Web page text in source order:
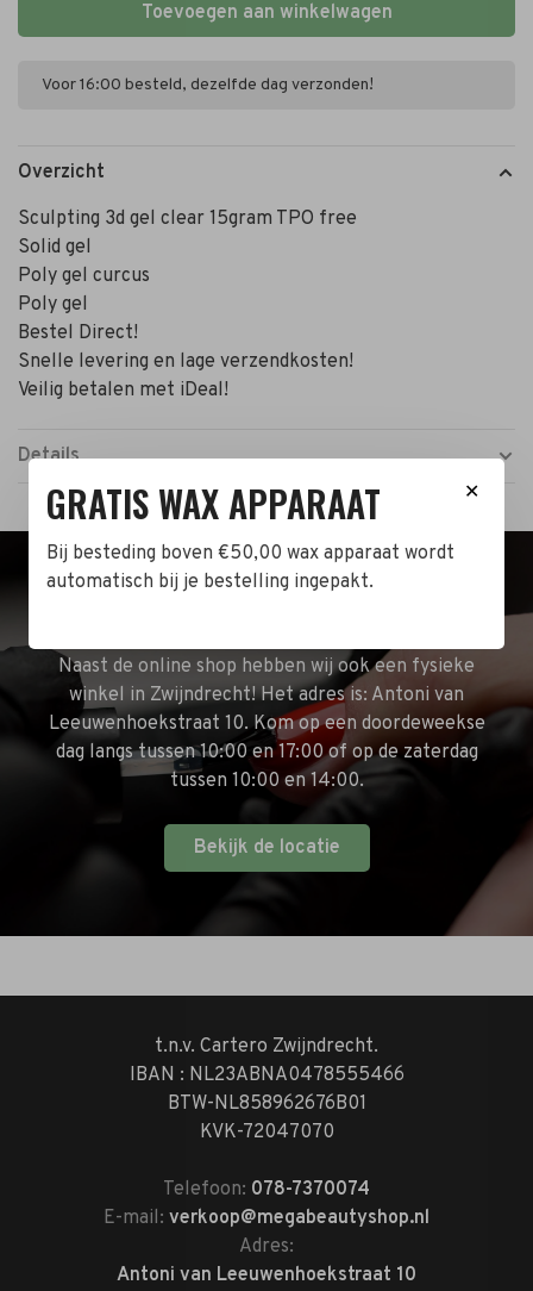
Toevoegen aan winkelwagen
Voor 16:00 besteld, dezelfde dag verzonden!
Overzicht
Sculpting 3d gel clear 15gram TPO free
Solid gel
Poly gel curcus
Poly gel
Bestel Direct!
Snelle levering en lage verzendkosten!
Veilig betalen met iDeal!
Details
Naast de online shop hebben wij ook een fysieke
winkel in Zwijndrecht! Het adres is: Antoni van
Leeuwenhoekstraat 10. Kom op een doordeweekse
dag langs tussen 10:00 en 17:00 of op de zaterdag
tussen 10:00 en 14:00.
Bekijk de locatie
t.n.v. Cartero Zwijndrecht.
IBAN : NL23ABNA0478555466
BTW-NL858962676B01
KVK-72047070
Telefoon: 078-7370074
E-mail: verkoop@megabeautyshop.nl
Adres:
Antoni van Leeuwenhoekstraat 10
✕
GRATIS WAX APPARAAT
Bij besteding boven €50,00 wax apparaat wordt
automatisch bij je bestelling ingepakt.